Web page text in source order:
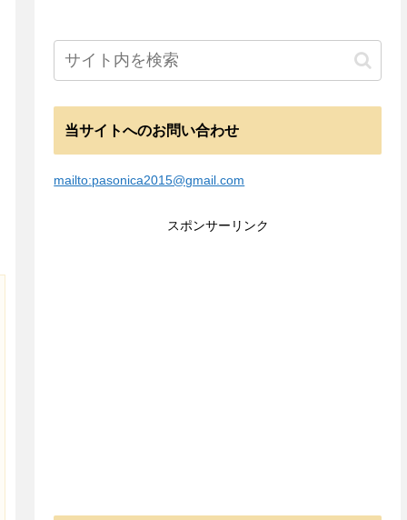
当サイトへのお問い合わせ
mailto:pasonica2015@gmail.com
スポンサーリンク